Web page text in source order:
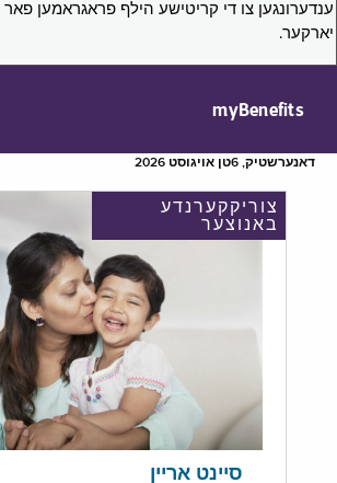
ענדערונגען צו די קריטישע הילף פראגראמען פאר
יארקער.
myBenefits
דאנערשטיק, 6טן אויגוסט 2026
צוריקקערנדע
באנוצער
סיינט אריין